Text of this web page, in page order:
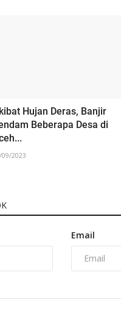
Hujan Deras, Banjir
Beberapa Desa di
2023
Email